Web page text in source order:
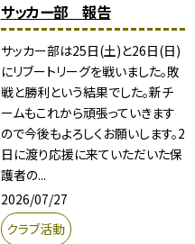
サッカー部 報告
サッカー部は25日(土)と26日(日)
にリブートリーグを戦いました。敗
戦と勝利という結果でした。新チ
ームもこれから頑張っていきます
ので今後もよろしくお願いします。2
日に渡り応援に来ていただいた保
護者の...
2026/07/27
クラブ活動